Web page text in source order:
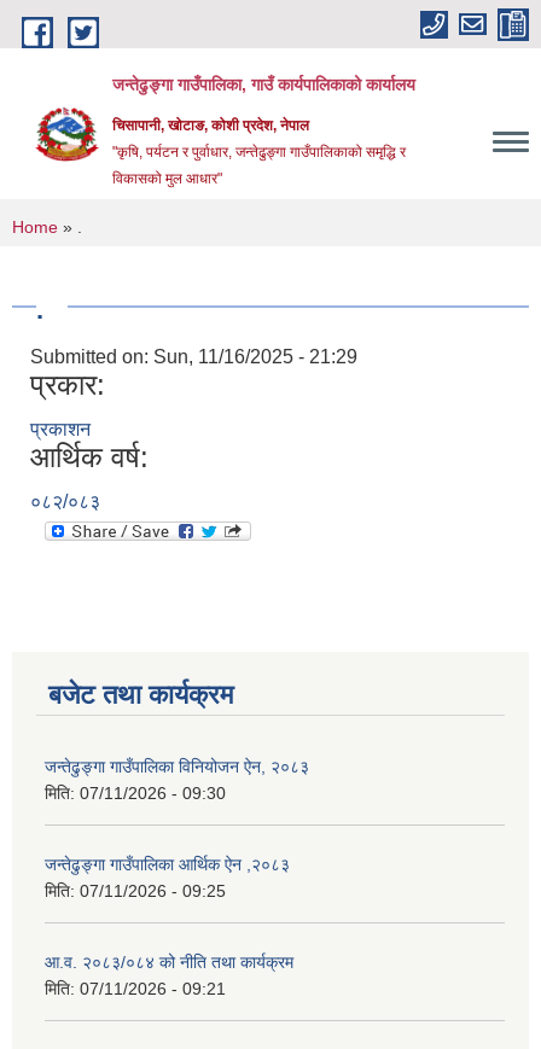
Skip to main content
जन्तेढुङ्गा गाउँपालिका, गाउँ कार्यपालिकाको कार्यालय
चिसापानी, खोटाङ, कोशी प्रदेश, नेपाल
"कृषि, पर्यटन र पुर्वाधार, जन्तेढुङ्गा गाउँपालिकाको समृद्धि र
विकासको मुल आधार"
You are here
Home » .
.
Submitted on: Sun, 11/16/2025 - 21:29
प्रकार:
प्रकाशन
आर्थिक वर्ष:
०८२/०८३
बजेट तथा कार्यक्रम
जन्तेढुङ्गा गाउँपालिका विनियोजन ऐन, २०८३
मिति: 07/11/2026 - 09:30
जन्तेढुङ्गा गाउँपालिका आर्थिक ऐन ,२०८३
मिति: 07/11/2026 - 09:25
आ.व. २०८३/०८४ को नीति तथा कार्यक्रम
मिति: 07/11/2026 - 09:21